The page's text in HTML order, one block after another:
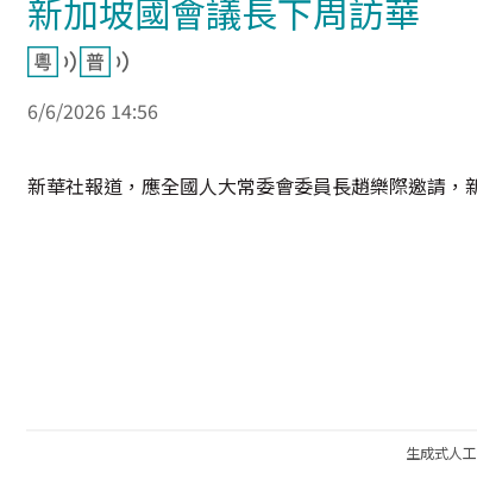
新加坡國會議長下周訪華
6/6/2026 14:56
新華社報道，應全國人大常委會委員長趙樂際邀請
生成式人